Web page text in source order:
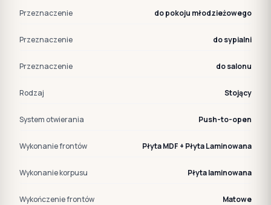
Przeznaczenie do pokoju młodzieżowego
Przeznaczenie do sypialni
Przeznaczenie do salonu
Rodzaj Stojący
System otwierania Push-to-open
Wykonanie frontów Płyta MDF + Płyta Laminowana
Wykonanie korpusu Płyta laminowana
Wykończenie frontów Matowe